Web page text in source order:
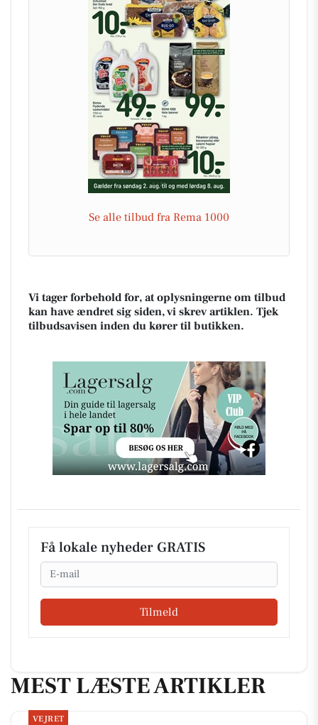
Se alle tilbud fra Rema 1000
Vi tager forbehold for, at oplysningerne om tilbud
kan have ændret sig siden, vi skrev artiklen. Tjek
tilbudsavisen inden du kører til butikken.
Få lokale nyheder GRATIS
Email
Tilmeld
MEST LÆSTE ARTIKLER
VEJRET